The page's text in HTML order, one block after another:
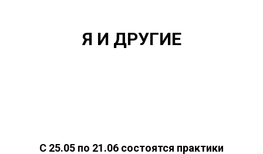
Я И ДРУГИЕ
С 25.05 по 21.06 состоятся практики